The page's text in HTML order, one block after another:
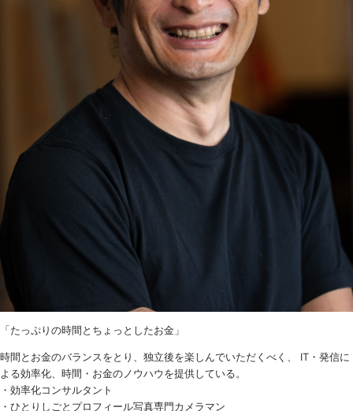
「たっぷりの時間とちょっとしたお金」
時間とお金のバランスをとり、独立後を楽しんでいただくべく、 IT・発信に
よる効率化、時間・お金のノウハウを提供している。
・効率化コンサルタント
・ひとりしごとプロフィール写真専門カメラマン